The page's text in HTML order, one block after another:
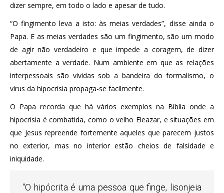
dizer sempre, em todo o lado e apesar de tudo.
“O fingimento leva a isto: às meias verdades”, disse ainda o
Papa. E as meias verdades são um fingimento, são um modo
de agir não verdadeiro e que impede a coragem, de dizer
abertamente a verdade. Num ambiente em que as relações
interpessoais são vividas sob a bandeira do formalismo, o
vírus da hipocrisia propaga-se facilmente.
O Papa recorda que há vários exemplos na Bíblia onde a
hipocrisia é combatida, como o velho Eleazar, e situações em
que Jesus repreende fortemente aqueles que parecem justos
no exterior, mas no interior estão cheios de falsidade e
iniquidade.
“O hipócrita é uma pessoa que finge, lisonjeia